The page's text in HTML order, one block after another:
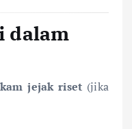
dalam
jejak riset (jika